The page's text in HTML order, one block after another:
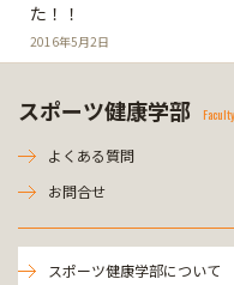
た！！
2016年5月2日
スポーツ健康学部
よくある質問
お問合せ
スポーツ健康学部について